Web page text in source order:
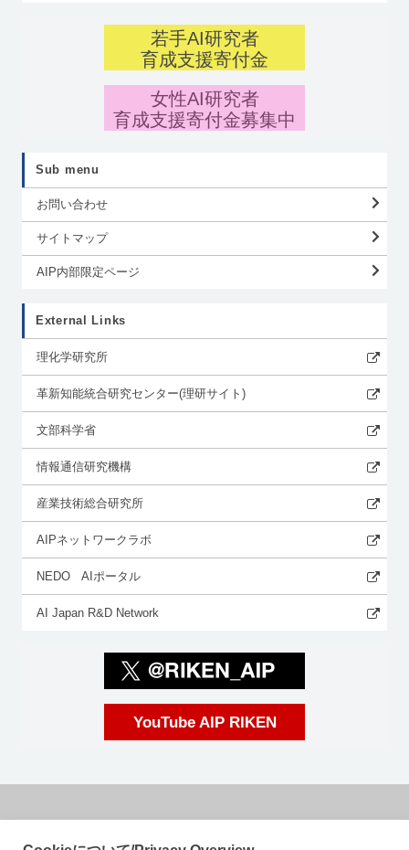
若手AI研究者
育成支援寄付金
女性AI研究者
育成支援寄付金募集中
Sub menu
お問い合わせ
サイトマップ
AIP内部限定ページ
External Links
理化学研究所
革新知能統合研究センター(理研サイト)
文部科学省
情報通信研究機構
産業技術総合研究所
AIPネットワークラボ
NEDO AIポータル
AI Japan R&D Network
YouTube AIP RIKEN
国立研究開発法人理化学研究所